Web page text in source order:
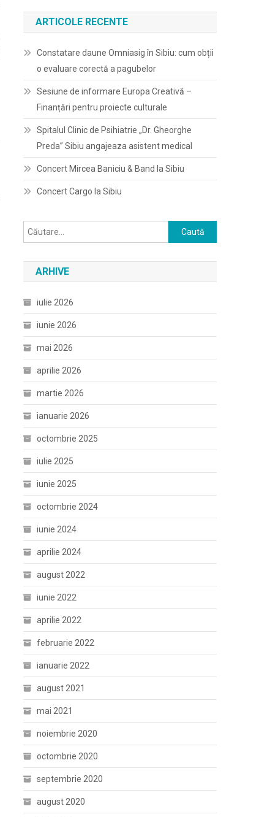
ARTICOLE RECENTE
Constatare daune Omniasig în Sibiu: cum obții
o evaluare corectă a pagubelor
Sesiune de informare Europa Creativă –
Finanțări pentru proiecte culturale
Spitalul Clinic de Psihiatrie „Dr. Gheorghe
Preda” Sibiu angajeaza asistent medical
Concert Mircea Baniciu & Band la Sibiu
Concert Cargo la Sibiu
Caută
după:
ARHIVE
iulie 2026
iunie 2026
mai 2026
aprilie 2026
martie 2026
ianuarie 2026
octombrie 2025
iulie 2025
iunie 2025
octombrie 2024
iunie 2024
aprilie 2024
august 2022
iunie 2022
aprilie 2022
februarie 2022
ianuarie 2022
august 2021
mai 2021
noiembrie 2020
octombrie 2020
septembrie 2020
august 2020